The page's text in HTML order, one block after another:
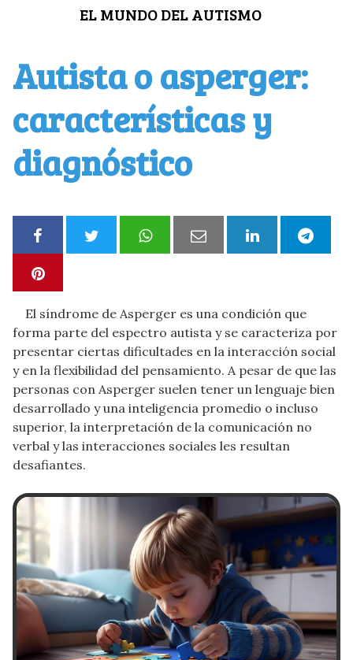
EL MUNDO DEL AUTISMO
Autista o asperger:
características y
diagnóstico
El síndrome de Asperger es una condición que
forma parte del espectro autista y se caracteriza por
presentar ciertas dificultades en la interacción social
y en la flexibilidad del pensamiento. A pesar de que las
personas con Asperger suelen tener un lenguaje bien
desarrollado y una inteligencia promedio o incluso
superior, la interpretación de la comunicación no
verbal y las interacciones sociales les resultan
desafiantes.